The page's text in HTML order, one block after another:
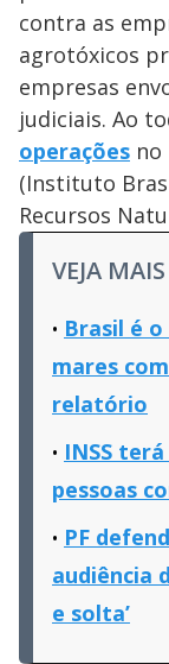
contra as
agrotóxicos
empresas
judiciais. Ao
operações no
(Instituto
Recursos
VEJA MAIS
Brasil é
mares
relatório
INSS
pessoas
PF
audiência
e solta’